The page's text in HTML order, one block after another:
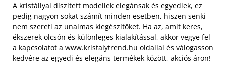
A kristállyal díszített modellek elegánsak és egyediek, ez
pedig nagyon sokat számít minden esetben, hiszen senki
nem szereti az unalmas kiegészítőket. Ha az, amit keres,
ékszerek olcsón és különleges kialakítással, akkor vegye fel
a kapcsolatot a www.kristalytrend.hu oldallal és válogasson
kedvére az egyedi és elegáns termékek között, akciós áron!